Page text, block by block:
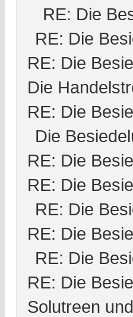
RE: Die
RE: Die
RE: Die
Die
RE: Die
Die
RE: Die
RE: Die
RE: Die
RE: Die
RE: Die
RE: Die
Solutreen